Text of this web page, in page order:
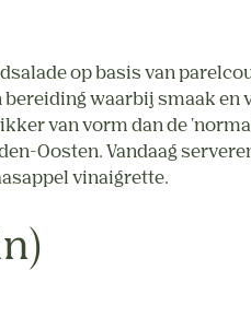
op basis van
waarbij smaak en
van vorm dan de
Oosten. Vandaag
vinaigrette.